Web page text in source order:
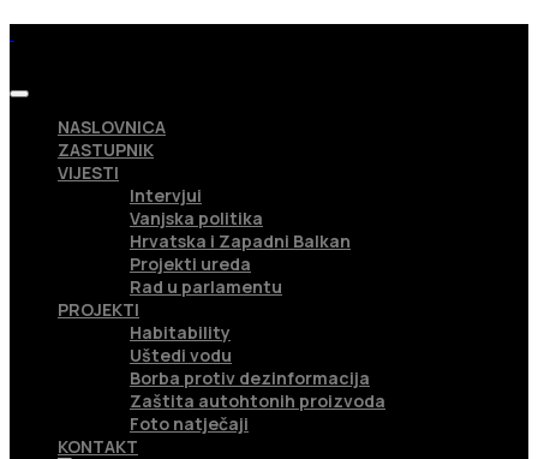
NASLOVNICA
ZASTUPNIK
VIJESTI
Intervjui
Vanjska politika
Hrvatska i Zapadni Balkan
Projekti ureda
Rad u parlamentu
PROJEKTI
Habitability
Uštedi vodu
Borba protiv dezinformacija
Zaštita autohtonih proizvoda
Foto natječaji
KONTAKT